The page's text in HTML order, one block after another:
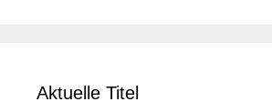
Aktuelle Titel